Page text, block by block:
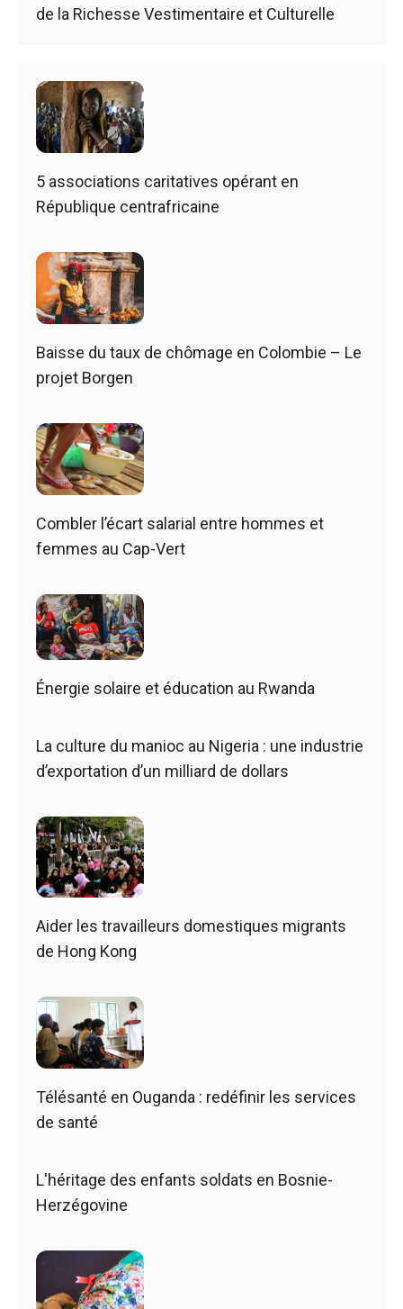
de la Richesse Vestimentaire et Culturelle
5 associations caritatives opérant en
République centrafricaine
Baisse du taux de chômage en Colombie – Le
projet Borgen
Combler l’écart salarial entre hommes et
femmes au Cap-Vert
Énergie solaire et éducation au Rwanda
La culture du manioc au Nigeria : une industrie
d’exportation d’un milliard de dollars
Aider les travailleurs domestiques migrants
de Hong Kong
Télésanté en Ouganda : redéfinir les services
de santé
L'héritage des enfants soldats en Bosnie-
Herzégovine